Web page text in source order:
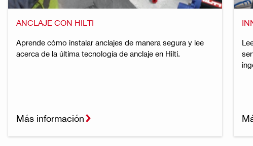
ANCLAJE CON HILTI
Aprende cómo instalar anclajes de manera segura y lee
acerca de la última tecnología de anclaje en Hilti.
Más información